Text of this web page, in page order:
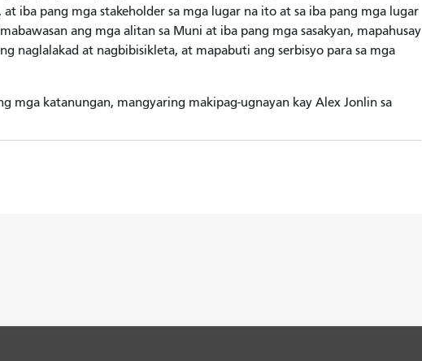
at iba pang mga stakeholder sa mga lugar na ito at sa iba pang mga lugar
ang mga alitan sa Muni at iba pang mga sasakyan, mapahusay
naglalakad at nagbibisikleta, at mapabuti ang serbisyo para sa mga
mga katanungan, mangyaring makipag-ugnayan kay Alex Jonlin sa